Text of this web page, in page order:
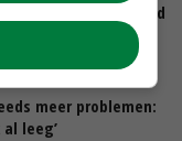
doet het verrassend
meer problemen:
leeg’